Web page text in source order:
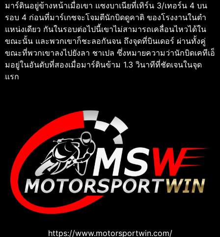
มาร์ตินอยู่ข้างหน้าเมื่อเขา แซงบาเนียที่เทิร์น 3/เทอร์น 4 บน
รอบ 4 ก่อนที่มาร์เกซจะโจมตีนักบิดดูคาติ ของโรงงานในตํา
แหน่งเดียว กันในรอบต่อไปนี้เขาไม่สามารถเคลื่อนไหวได้ใน
ขณะนั้น และพวกเขาก็ชะลอกันจน ถึงจุดที่บินเดอร์ ผ่านทั้งคู่
ขณะที่พวกเขาลงไปยังลา ชาเปล ซึ่งหมายความว่านักบิดเคทีเอ็
มอยู่ในอันดับที่สองเมื่อมาร์ตินข้าม 1.3 วินาทีที่ชัดเจนในจุด
แรก
https://www.motorsportwin.com/